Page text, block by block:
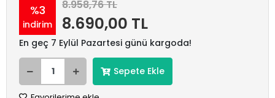
%3
indirim
8.958,76 TL
8.690,00 TL
En geç 7 Eylül Pazartesi günü kargoda!
Sepete Ekle